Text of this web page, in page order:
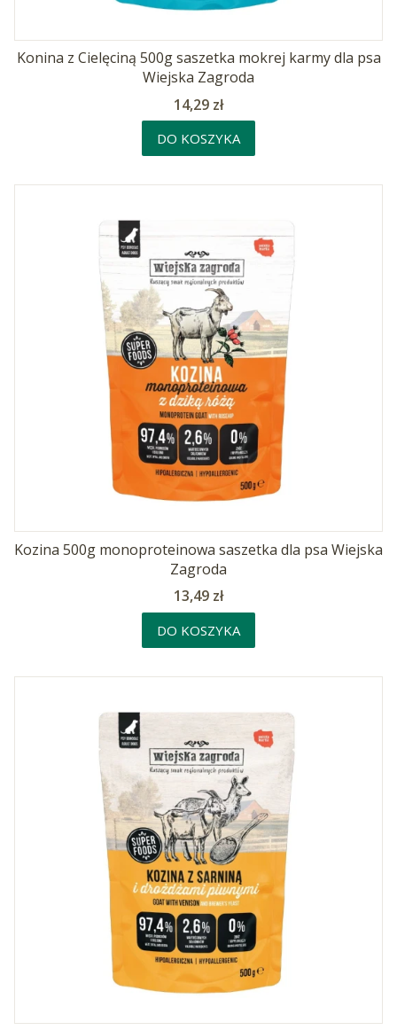
Konina z Cielęciną 500g saszetka mokrej karmy dla psa
Wiejska Zagroda
Cena
14,29 zł
DO KOSZYKA
Kozina 500g monoproteinowa saszetka dla psa Wiejska
Zagroda
Cena
13,49 zł
DO KOSZYKA